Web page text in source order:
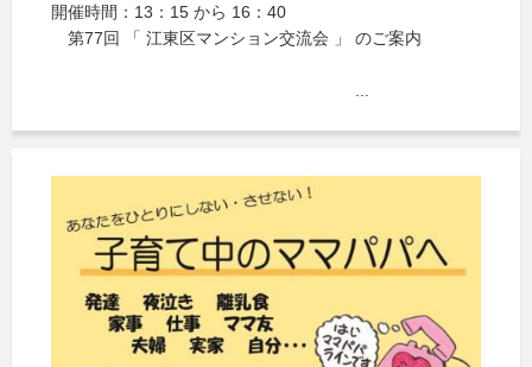
開催時間：13：15 から 16：40
第77回 「 江東区マンション交流会 」 のご案内